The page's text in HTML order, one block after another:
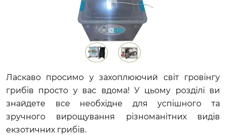
Ласкаво просимо у захоплюючий світ гровінгу
грибів просто у вас вдома! У цьому розділі ви
знайдете все необхідне для успішного та
зручного вирощування різноманітних видів
екзотичних грибів.